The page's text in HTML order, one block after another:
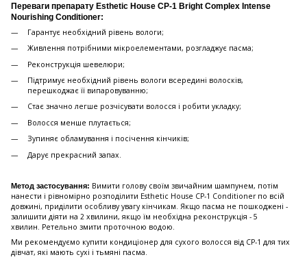
Переваги препарату Esthetic House CP-1 Bright Complex Intense
Nourishing Conditioner:
Гарантує необхідний рівень вологи;
Живлення потрібними мікроелементами, розгладжує пасма;
Реконструкція шевелюри;
Підтримує необхідний рівень вологи всередині волосків,
перешкоджає її випаровуванню;
Стає значно легше розчісувати волосся і робити укладку;
Волосся менше плутається;
Зупиняє обламування і посічення кінчиків;
Дарує прекрасний запах.
Метод застосування: Вимити голову своїм звичайним шампунем, потім
нанести і рівномірно розподілити Esthetic House CP-1 Conditioner по всій
довжині, приділити особливу увагу кінчикам. Якщо пасма не пошкоджені -
залишити діяти на 2 хвилини, якщо їм необхідна реконструкція - 5
хвилин. Ретельно змити проточною водою.
Ми рекомендуємо купити кондиціонер для сухого волосся від CP-1 для тих
дівчат, які мають сухі і тьмяні пасма.